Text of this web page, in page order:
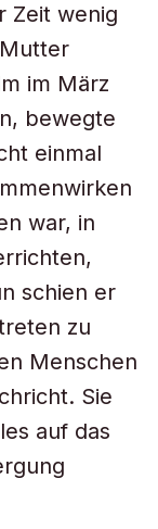
Zeit wenig
im März
bewegte
einmal
war, in
schien er
zu
Menschen
Sie
auf das